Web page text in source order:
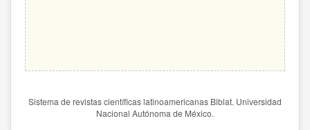
Sistema de revistas científicas latinoamericanas Biblat. Universidad
Nacional Autónoma de México.